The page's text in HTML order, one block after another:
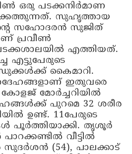
ഒരു പടക്കനിർമാണ
സുഹൃത്തായ
സഹോദരൻ സുജിത്
പ്രവീൺ
എത്തിയത്.
എട്ടുപേരുടെ
കൈമാറി.
ഇതുവരെ
മോർച്ചറിയിൽ
പുറമെ 32 ശരീര
ഉണ്ട്. 11പേരുടെ
പൂർത്തിയാക്കി. തൃശൂർ
വീട്ടിൽ
(54), പാലക്കാട്